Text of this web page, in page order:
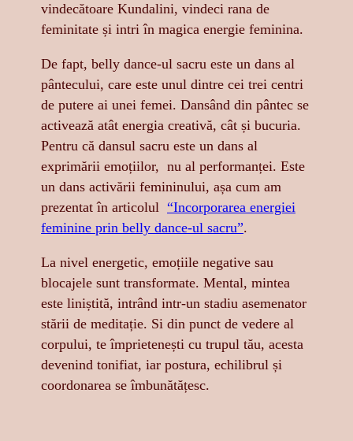
vindecătoare Kundalini, vindeci rana de
feminitate și intri în magica energie feminina.
De fapt, belly dance-ul sacru este un dans al
pântecului, care este unul dintre cei trei centri
de putere ai unei femei. Dansând din pântec se
activează atât energia creativă, cât și bucuria.
Pentru că dansul sacru este un dans al
exprimării emoțiilor, nu al performanței. Este
un dans activării femininului, așa cum am
prezentat în articolul “Incorporarea energiei
feminine prin belly dance-ul sacru”.
La nivel energetic, emoțiile negative sau
blocajele sunt transformate. Mental, mintea
este liniștită, intrând intr-un stadiu asemenator
stării de meditație. Si din punct de vedere al
corpului, te împrietenești cu trupul tău, acesta
devenind tonifiat, iar postura, echilibrul și
coordonarea se îmbunătățesc.